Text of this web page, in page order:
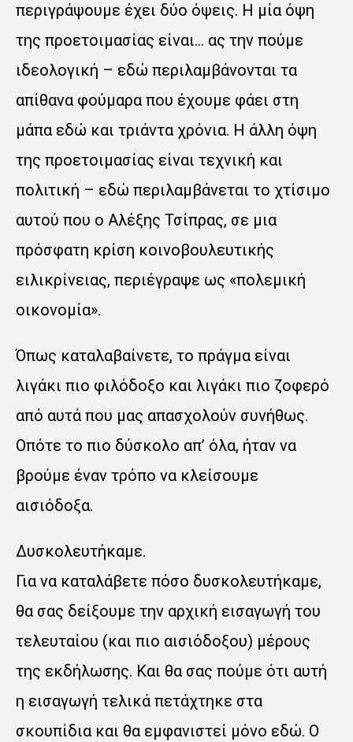
περιγράψουμε έχει δύο όψεις. Η μία όψη
της προετοιμασίας είναι… ας την πούμε
ιδεολογική – εδώ περιλαμβάνονται τα
απίθανα φούμαρα που έχουμε φάει στη
μάπα εδώ και τριάντα χρόνια. Η άλλη όψη
της προετοιμασίας είναι τεχνική και
πολιτική – εδώ περιλαμβάνεται το χτίσιμο
αυτού που ο Αλέξης Τσίπρας, σε μια
πρόσφατη κρίση κοινοβουλευτικής
ειλικρίνειας, περιέγραψε ως «πολεμική
οικονομία».
Όπως καταλαβαίνετε, το πράγμα είναι
λιγάκι πιο φιλόδοξο και λιγάκι πιο ζοφερό
από αυτά που μας απασχολούν συνήθως.
Οπότε το πιο δύσκολο απ’ όλα, ήταν να
βρούμε έναν τρόπο να κλείσουμε
αισιόδοξα.
Δυσκολευτήκαμε.
Για να καταλάβετε πόσο δυσκολευτήκαμε,
θα σας δείξουμε την αρχική εισαγωγή του
τελευταίου (και πιο αισιόδοξου) μέρους
της εκδήλωσης. Και θα σας πούμε ότι αυτή
η εισαγωγή τελικά πετάχτηκε στα
σκουπίδια και θα εμφανιστεί μόνο εδώ. Ο